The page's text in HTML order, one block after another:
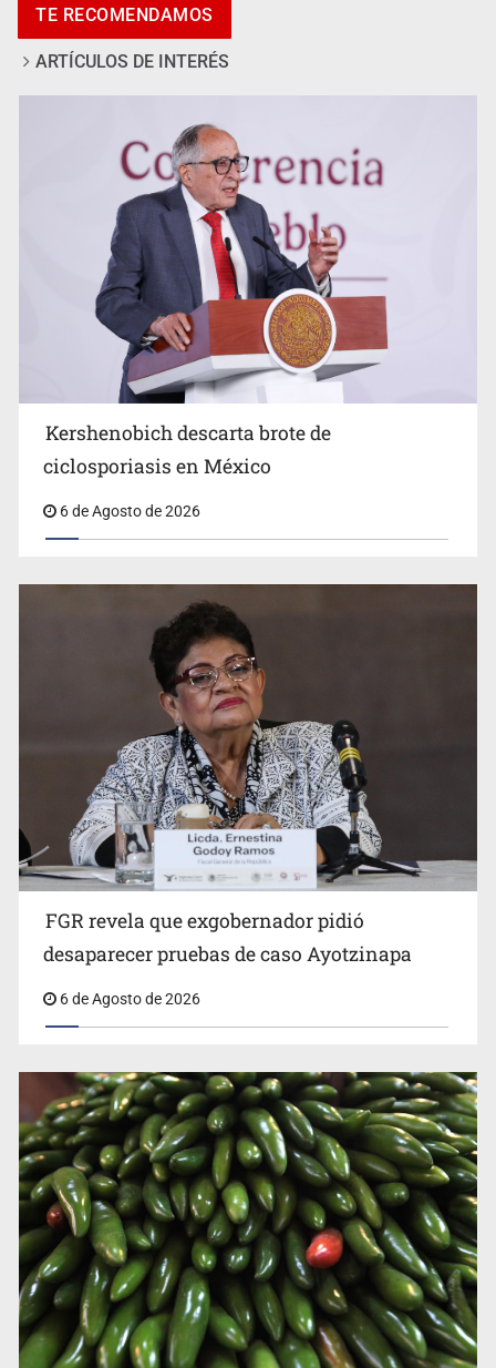
Advierten retrocesos en transparencia tras desaparición
del INAI
Jalisco mantiene la búsqueda de 21 adolescentes
desaparecidos durante julio
Kershenobich descarta brote de ciclosporiasis en
TE RECOMENDAMOS
ARTÍCULOS DE INTERÉS
Kershenobich descarta brote de
ciclosporiasis en México
6 de Agosto de 2026
FGR revela que exgobernador pidió
desaparecer pruebas de caso Ayotzinapa
6 de Agosto de 2026